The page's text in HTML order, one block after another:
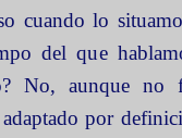
cuando lo
del que
No, aunque
por